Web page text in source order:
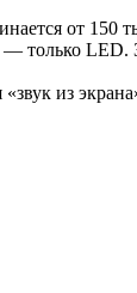
от
только LED.
«звук из